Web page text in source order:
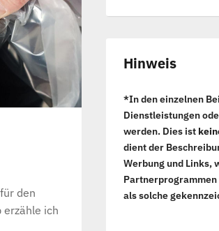
den
erzähle ich
Hinweis
*In den einzelnen
Dienstleistungen
werden. Dies ist
dient der
Werbung und Links,
als solche